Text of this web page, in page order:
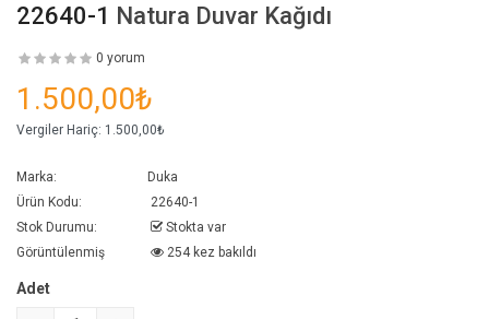
22640-1 Natura Duvar Kağıdı
0 yorum
1.500,00₺
Vergiler Hariç: 1.500,00₺
Marka:
Duka
Ürün Kodu:
22640-1
Stok Durumu:
Stokta var
Görüntülenmiş
254 kez bakıldı
Adet